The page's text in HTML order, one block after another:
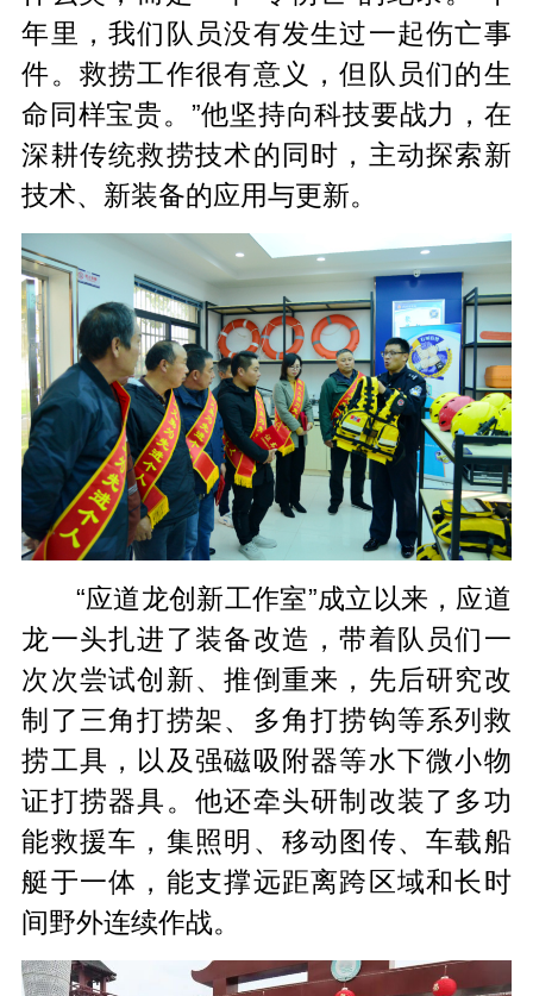
年里，我们队员没有发生过一起伤亡事
件。救捞工作很有意义，但队员们的生
命同样宝贵。”他坚持向科技要战力，在
深耕传统救捞技术的同时，主动探索新
技术、新装备的应用与更新。
“应道龙创新工作室”成立以来，应道
龙一头扎进了装备改造，带着队员们一
次次尝试创新、推倒重来，先后研究改
制了三角打捞架、多角打捞钩等系列救
捞工具，以及强磁吸附器等水下微小物
证打捞器具。他还牵头研制改装了多功
能救援车，集照明、移动图传、车载船
艇于一体，能支撑远距离跨区域和长时
间野外连续作战。